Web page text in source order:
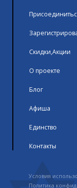
Скидки,Акции
О проекте
Блог
Афиша
Единство
Контакты
Условия
Политика